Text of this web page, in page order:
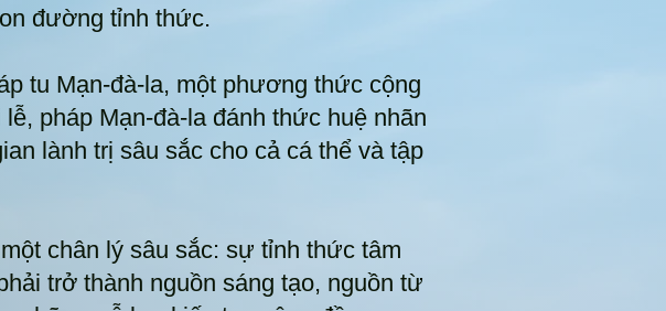
đường tỉnh thức.
tu Mạn-đà-la, một phương thức cộng
pháp Mạn-đà-la đánh thức huệ nhãn
lành trị sâu sắc cho cả cá thể và tập
chân lý sâu sắc: sự tỉnh thức tâm
trở thành nguồn sáng tạo, nguồn từ